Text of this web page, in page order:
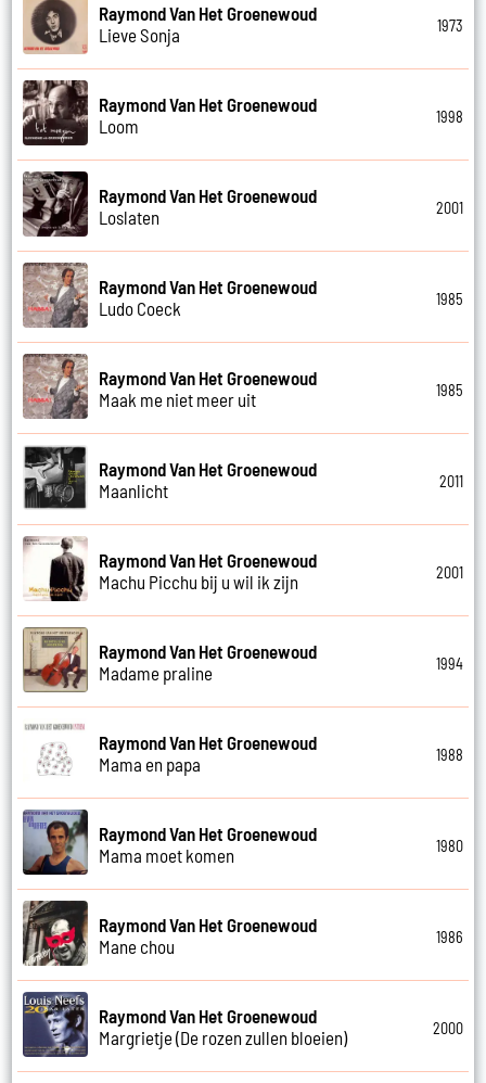
Raymond Van Het Groenewoud
Lieve Sonja
1973
Raymond Van Het Groenewoud
Loom
1998
Raymond Van Het Groenewoud
Loslaten
2001
Raymond Van Het Groenewoud
Ludo Coeck
1985
Raymond Van Het Groenewoud
Maak me niet meer uit
1985
Raymond Van Het Groenewoud
Maanlicht
2011
Raymond Van Het Groenewoud
Machu Picchu bij u wil ik zijn
2001
Raymond Van Het Groenewoud
Madame praline
1994
Raymond Van Het Groenewoud
Mama en papa
1988
Raymond Van Het Groenewoud
Mama moet komen
1980
Raymond Van Het Groenewoud
Mane chou
1986
Raymond Van Het Groenewoud
Margrietje (De rozen zullen bloeien)
2000